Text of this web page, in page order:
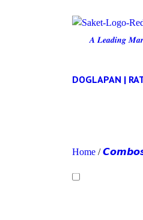
𝑨 𝑳𝒆𝒂𝒅𝒊𝒏𝒈
DOGLAPAN |
Home /𝘾𝙤𝙢𝙗𝙤𝙨